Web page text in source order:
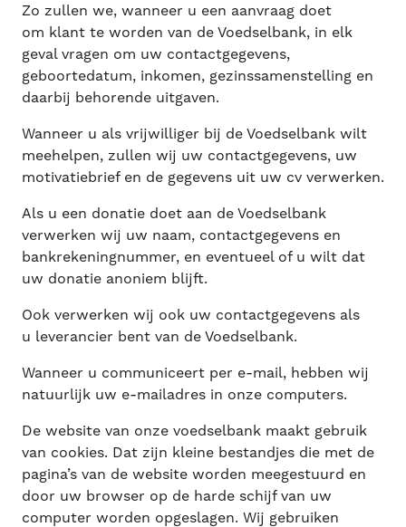
Zo zullen we, wanneer u een aanvraag doet
om klant te worden van de Voedselbank, in elk
geval vragen om uw contactgegevens,
geboortedatum, inkomen, gezinssamenstelling en
daarbij behorende uitgaven.
Wanneer u als vrijwilliger bij de Voedselbank wilt
meehelpen, zullen wij uw contactgegevens, uw
motivatiebrief en de gegevens uit uw cv verwerken.
Als u een donatie doet aan de Voedselbank
verwerken wij uw naam, contactgegevens en
bankrekeningnummer, en eventueel of u wilt dat
uw donatie anoniem blijft.
Ook verwerken wij ook uw contactgegevens als
u leverancier bent van de Voedselbank.
Wanneer u communiceert per e-mail, hebben wij
natuurlijk uw e-mailadres in onze computers.
De website van onze voedselbank maakt gebruik
van cookies. Dat zijn kleine bestandjes die met de
pagina’s van de website worden meegestuurd en
door uw browser op de harde schijf van uw
computer worden opgeslagen. Wij gebruiken